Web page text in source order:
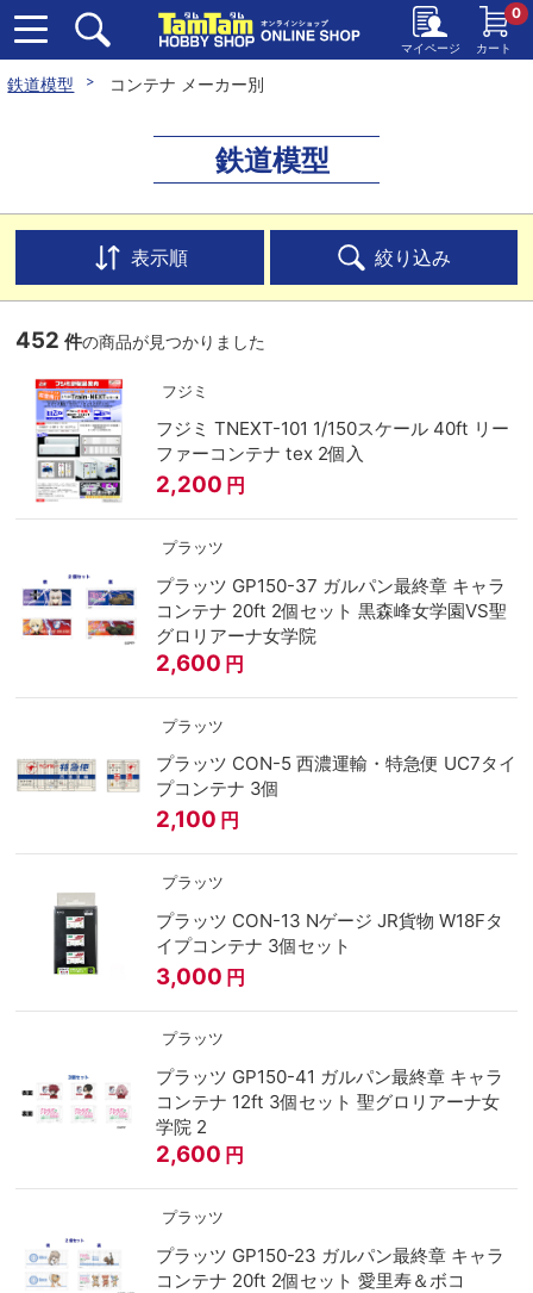
マイページ カート
0
鉄道模型 コンテナ メーカー別
鉄道模型
表示順 絞り込み
452 件の商品が見つかりました
フジミ
フジミ TNEXT-101 1/150スケール 40ft リー
ファーコンテナ tex 2個入
2,200 円
プラッツ
プラッツ GP150-37 ガルパン最終章 キャラ
コンテナ 20ft 2個セット 黒森峰女学園VS聖
グロリアーナ女学院
2,600 円
プラッツ
プラッツ CON-5 西濃運輸・特急便 UC7タイ
プコンテナ 3個
2,100 円
プラッツ
プラッツ CON-13 Nゲージ JR貨物 W18Fタ
イプコンテナ 3個セット
3,000 円
プラッツ
プラッツ GP150-41 ガルパン最終章 キャラ
コンテナ 12ft 3個セット 聖グロリアーナ女
学院 2
2,600 円
プラッツ
プラッツ GP150-23 ガルパン最終章 キャラ
コンテナ 20ft 2個セット 愛里寿＆ボコ